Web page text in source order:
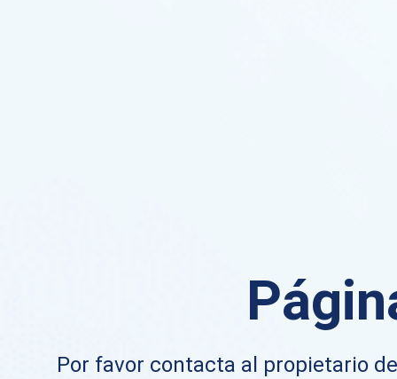
Por favor contacta al propietario